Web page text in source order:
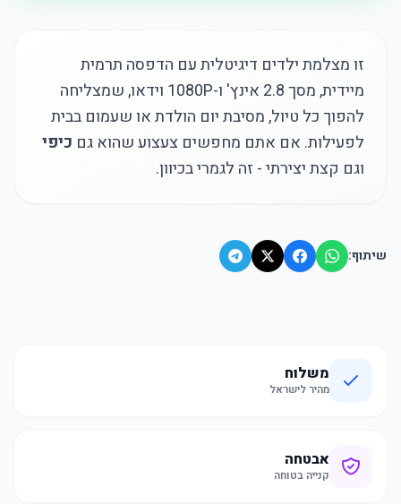
זו מצלמת ילדים דיגיטלית עם הדפסה תרמית
מיידית, מסך 2.8 אינץ' ו-1080P וידאו, שמצליחה
להפוך כל טיול, מסיבת יום הולדת או שעמום בבית
לפעילות. אם אתם מחפשים צעצוע שהוא גם כיפי
וגם קצת יצירתי - זה לגמרי בכיוון.
שיתוף:
משלוח
מהיר לישראל
אבטחה
קנייה בטוחה